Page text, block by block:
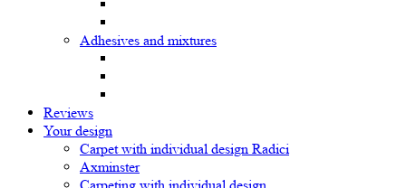
Adhesives and mixtures
Reviews
Your design
Carpet with individual design Radici
Axminster